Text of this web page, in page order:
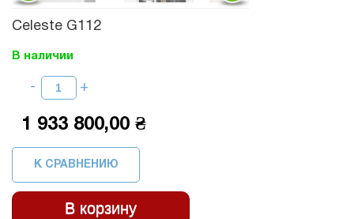
Celeste G112
1 933 800,00 ₴
К СРАВНЕНИЮ
В наличии